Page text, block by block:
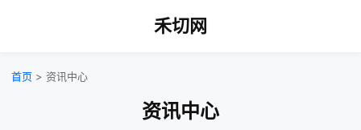
禾切网
首页 > 资讯中心
资讯中心